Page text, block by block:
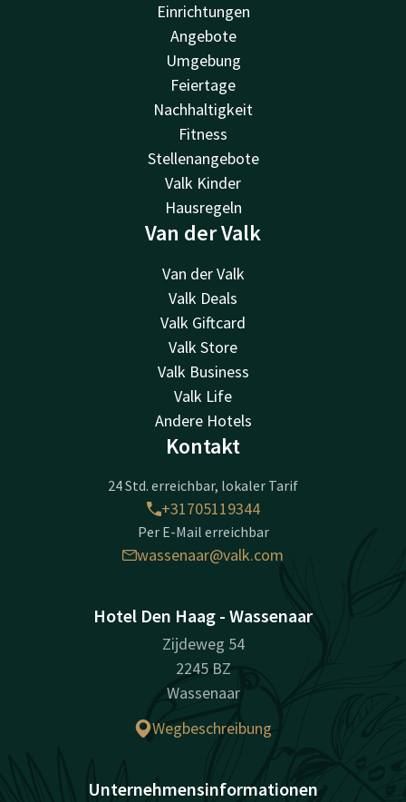
Einrichtungen
Angebote
Umgebung
Feiertage
Nachhaltigkeit
Fitness
Stellenangebote
Valk Kinder
Hausregeln
Van der Valk
Van der Valk
Valk Deals
Valk Giftcard
Valk Store
Valk Business
Valk Life
Andere Hotels
Kontakt
24 Std. erreichbar, lokaler Tarif
+31705119344
Per E-Mail erreichbar
wassenaar@valk.com
Hotel Den Haag - Wassenaar
Zijdeweg 54
2245 BZ
Wassenaar
Wegbeschreibung
Unternehmensinformationen